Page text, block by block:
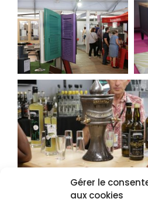
Gérer le
aux cookies